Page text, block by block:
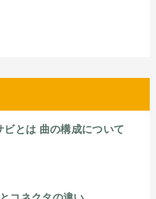
とは 曲の構成について